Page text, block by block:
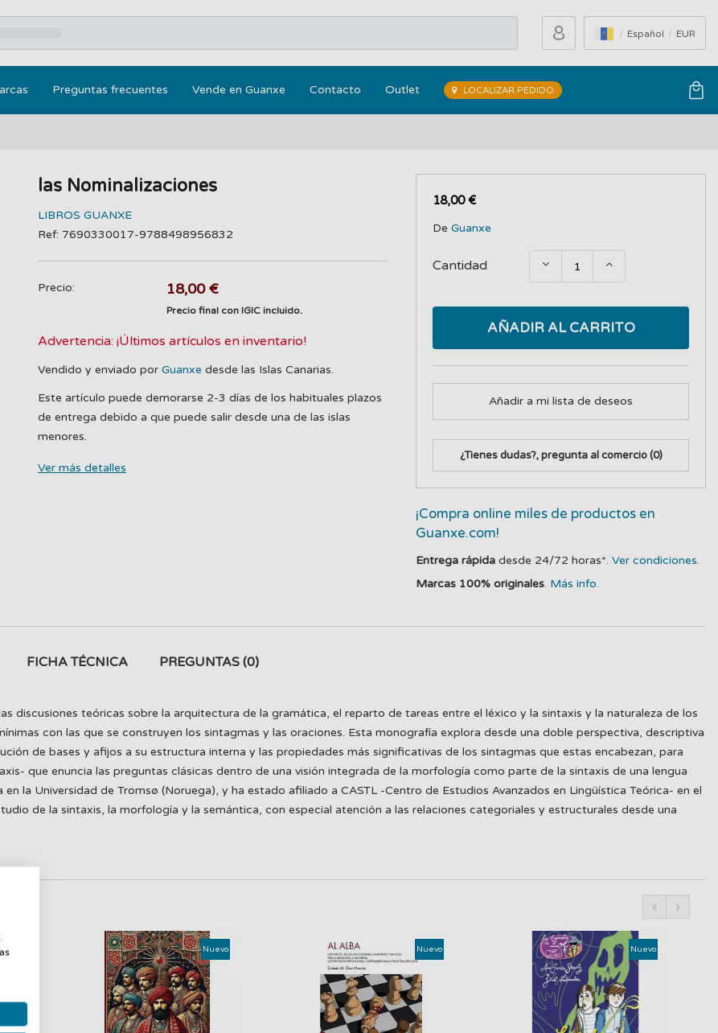
Español EUR
Preguntas frecuentes Vende en Guanxe Contacto Outlet LOCALIZAR PEDIDO
las Nominalizaciones
LIBROS GUANXE
Ref: 7690330017-9788498956832
Precio: 18,00 €
Precio final con IGIC incluido.
Advertencia: ¡Últimos artículos en inventario!
Vendido y enviado por Guanxe desde las Islas Canarias.
Este artículo puede demorarse 2-3 días de los habituales plazos
de entrega debido a que puede salir desde una de las islas
menores.
Ver más detalles
18,00 €
DeGuanxe
Cantidad
AÑADIR AL CARRITO
Añadir a mi lista de deseos
¿Tienes dudas?, pregunta al comercio(0)
¡Compra online miles de productos en
Guanxe.com!
Entrega rápida desde 24/72 horas*.Ver condiciones.
Marcas 100% originales. Más info.
FICHA TÉCNICA PREGUNTAS (0)
discusiones teóricas sobre la arquitectura de la gramática, el reparto de tareas entre el léxico y la sintaxis y la naturaleza de los
con las que se construyen los sintagmas y las oraciones. Esta monografía explora desde una doble perspectiva, descriptiva
de bases y afijos a su estructura interna y las propiedades más significativas de los sintagmas que estas encabezan, para
que enuncia las preguntas clásicas dentro de una visión integrada de la morfología como parte de la sintaxis de una lengua
la Universidad de Tromsø (Noruega), y ha estado afiliado a CASTL -Centro de Estudios Avanzados en Lingüística Teórica- en el
de la sintaxis, la morfología y la semántica, con especial atención a las relaciones categoriales y estructurales desde una
‹ ›
Nuevo Nuevo Nuevo